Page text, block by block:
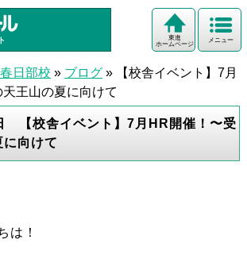
メニュー
東進
ホームページ
日部校 » ブログ »
【校舎イベント】7月
王山の夏に向けて
【校舎イベント】7月HR開催！〜受
向けて
は！